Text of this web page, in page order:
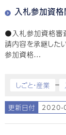
入札参加資
●入札参加資格審
請内容を承継し
参加資格...
しごと・産業
更新日付 2020-